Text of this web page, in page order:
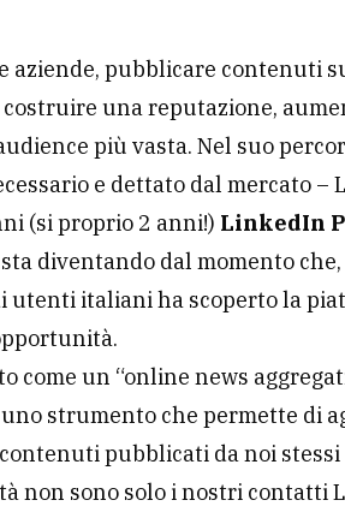
aziende, pubblicare contenuti
una reputazione,
più vasta. Nel suo
e dettato dal mercato –
(si proprio 2 anni!) LinkedIn
diventando dal momento
utenti italiani ha scoperto la
come un “online news
strumento che permette di
pubblicati da noi
non sono solo i nostri contatti